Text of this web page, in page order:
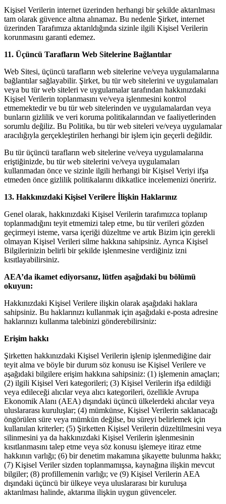
Kişisel Verilerin internet üzerinden herhangi bir şekilde aktarılması
tam olarak güvence altına alınamaz. Bu nedenle Şirket, internet
üzerinden Tarafımıza aktarıldığında sizinle ilgili Kişisel Verilerin
korunmasını garanti edemez.
11. Üçüncü Tarafların Web Sitelerine Bağlantılar
Web Sitesi, üçüncü tarafların web sitelerine ve/veya uygulamalarına
bağlantılar sağlayabilir. Şirket, bu tür web sitelerini ve uygulamaları
veya bu tür web siteleri ve uygulamalar tarafından hakkınızdaki
Kişisel Verilerin toplanmasını ve/veya işlenmesini kontrol
etmemektedir ve bu tür web sitelerinden ve uygulamalardan veya
bunların gizlilik ve veri koruma politikalarından ve faaliyetlerinden
sorumlu değiliz. Bu Politika, bu tür web siteleri ve/veya uygulamalar
aracılığıyla gerçekleştirilen herhangi bir işlem için geçerli değildir.
Bu tür üçüncü tarafların web sitelerine ve/veya uygulamalarına
eriştiğinizde, bu tür web sitelerini ve/veya uygulamaları
kullanmadan önce ve sizinle ilgili herhangi bir Kişisel Veriyi ifşa
etmeden önce gizlilik politikalarını dikkatlice incelemenizi öneririz.
13. Hakkınızdaki Kişisel Verilere İlişkin Haklarınız
Genel olarak, hakkınızdaki Kişisel Verilerin tarafımızca toplanıp
toplanmadığını teyit etmemizi talep etme, bu tür verileri gözden
geçirmeyi isteme, varsa içeriği düzeltme ve artık Bizim için gerekli
olmayan Kişisel Verileri silme hakkına sahipsiniz. Ayrıca Kişisel
Bilgilerinizin belirli bir şekilde işlenmesine verdiğiniz izni
kısıtlayabilirsiniz.
AEA’da ikamet ediyorsanız, lütfen aşağıdaki bu bölümü
okuyun:
Hakkınızdaki Kişisel Verilere ilişkin olarak aşağıdaki haklara
sahipsiniz. Bu haklarınızı kullanmak için aşağıdaki e-posta adresine
haklarınızı kullanma talebinizi gönderebilirsiniz:
Erişim hakkı
Şirketten hakkınızdaki Kişisel Verilerin işlenip işlenmediğine dair
teyit alma ve böyle bir durum söz konusu ise Kişisel Verilere ve
aşağıdaki bilgilere erişim hakkına sahipsiniz: (1) işlemenin amaçları;
(2) ilgili Kişisel Veri kategorileri; (3) Kişisel Verilerin ifşa edildiği
veya edileceği alıcılar veya alıcı kategorileri, özellikle Avrupa
Ekonomik Alanı (AEA) dışındaki üçüncü ülkelerdeki alıcılar veya
uluslararası kuruluşlar; (4) mümkünse, Kişisel Verilerin saklanacağı
öngörülen süre veya mümkün değilse, bu süreyi belirlemek için
kullanılan kriterler; (5) Şirketten Kişisel Verilerin düzeltilmesini veya
silinmesini ya da hakkınızdaki Kişisel Verilerin işlenmesinin
kısıtlanmasını talep etme veya söz konusu işlemeye itiraz etme
hakkının varlığı; (6) bir denetim makamına şikayette bulunma hakkı;
(7) Kişisel Veriler sizden toplanmamışsa, kaynağına ilişkin mevcut
bilgiler; (8) profillemenin varlığı; ve (9) Kişisel Verilerin AEA
dışındaki üçüncü bir ülkeye veya uluslararası bir kuruluşa
aktarılması halinde, aktarıma ilişkin uygun güvenceler.